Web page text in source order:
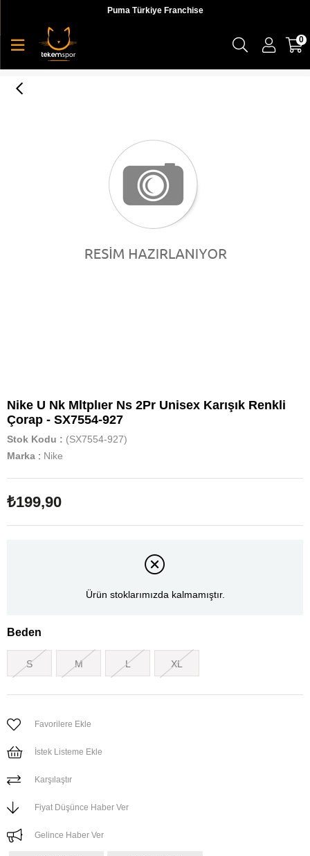
Puma Türkiye Franchise
0
Nike U Nk Mltplıer Ns 2Pr Unisex Karışık Renkli
Çorap - SX7554-927
Stok Kodu
(SX7554-927)
Marka : Nike
₺199,90
Ürün stoklarımızda kalmamıştır.
Beden
S M L XL
Favorilere Ekle
İstek Listeme Ekle
Karşılaştır
Fiyat Düşünce Haber Ver
Gelince Haber Ver